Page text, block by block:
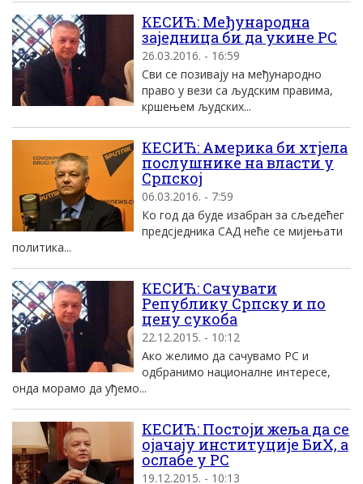
КЕСИЋ: Међународна
заједница би да укине РС
26.03.2016. - 16:59
Сви се позивају на међународно
право у вези са људским правима,
кршењем људских...
КЕСИЋ: Америка би хтјела
послушнике на власти у
Српској
06.03.2016. - 7:59
Ко год да буде изабран за сљедећег
предсједника САД неће се мијењати
политика...
КЕСИЋ: Сачувати
Републику Српску и по
цену сукоба
22.12.2015. - 10:12
Ако желимо да сачувамо РС и
одбранимо националне интересе,
онда морамо да уђемо...
КЕСИЋ: Постоји жеља да се
ојачају институције БиХ, а
ослабе у РС
19.12.2015. - 10:13